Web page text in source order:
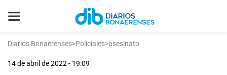
Diarios Bonaerenses>Policiales>asesinato
14 de abril de 2022 - 19:09